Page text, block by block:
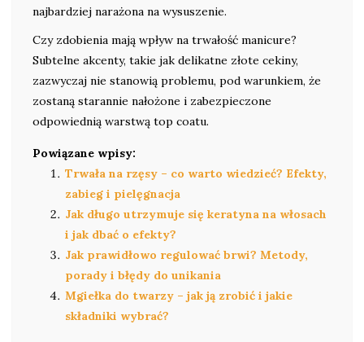
najbardziej narażona na wysuszenie.
Czy zdobienia mają wpływ na trwałość manicure?
Subtelne akcenty, takie jak delikatne złote cekiny,
zazwyczaj nie stanowią problemu, pod warunkiem, że
zostaną starannie nałożone i zabezpieczone
odpowiednią warstwą top coatu.
Powiązane wpisy:
Trwała na rzęsy – co warto wiedzieć? Efekty,
zabieg i pielęgnacja
Jak długo utrzymuje się keratyna na włosach
i jak dbać o efekty?
Jak prawidłowo regulować brwi? Metody,
porady i błędy do unikania
Mgiełka do twarzy – jak ją zrobić i jakie
składniki wybrać?